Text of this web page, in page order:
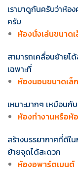
เรามาดูกันครับว่าห้อ
ครับ
ห้องนั่งเล่นขนาด
สามารถเคลื่อนย้ายไ
เฉพาะที่
ห้องนอนขนาดเล็
เหมาะมากๆ เหมือน
ห้องทำงานหรือห้
สร้างบรรยากาศที่ดีใ
ย้ายจุดได้สะดวก
ห้องอพาร์ตเมนต์